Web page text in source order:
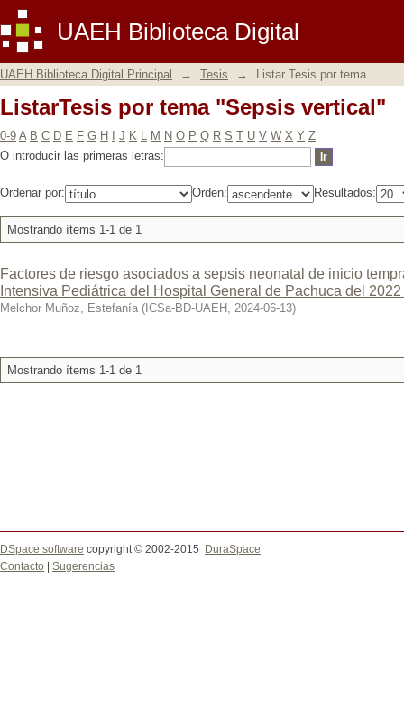
UAEH Biblioteca Digital
ListarTesis por tema "Sepsis vertical"
UAEH Biblioteca Digital Principal → Tesis → Listar Tesis por tema
ListarTesis por tema "Sepsis vertical"
0-9 A B C D E F G H J K L M N O P Q R S T U V W X Y Z
O introducir las primeras letras:
Ordenar por: Orden: Resultados:
Mostrando ítems 1-1 de 1
Factores de riesgo asociados a sepsis neonatal de inicio
Intensiva Pediátrica del Hospital General de Pachuca del
Melchor Muñoz, Estefanía ( ICSa-BD-UAEH , 2024-06-13)
Mostrando ítems 1-1 de 1
DSpace software copyright © 2002-2015
DuraSpace
Contacto
Sugerencias